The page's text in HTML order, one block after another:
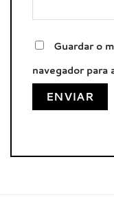
Guardar o
navegador para